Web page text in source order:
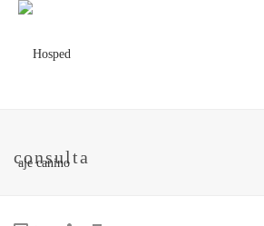
consulta